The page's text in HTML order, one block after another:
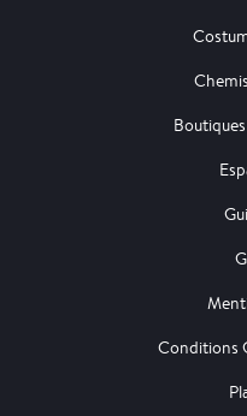
Conditions